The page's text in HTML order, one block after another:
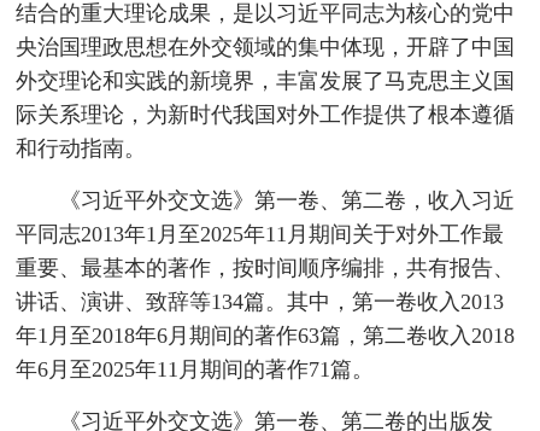
结合的重大理论成果，是以习近平同志为核心的党中
央治国理政思想在外交领域的集中体现，开辟了中国
外交理论和实践的新境界，丰富发展了马克思主义国
际关系理论，为新时代我国对外工作提供了根本遵循
和行动指南。
《习近平外交文选》第一卷、第二卷，收入习近
平同志2013年1月至2025年11月期间关于对外工作最
重要、最基本的著作，按时间顺序编排，共有报告、
讲话、演讲、致辞等134篇。其中，第一卷收入2013
年1月至2018年6月期间的著作63篇，第二卷收入2018
年6月至2025年11月期间的著作71篇。
《习近平外交文选》第一卷、第二卷的出版发